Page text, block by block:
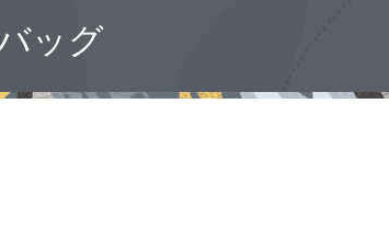
ッグ